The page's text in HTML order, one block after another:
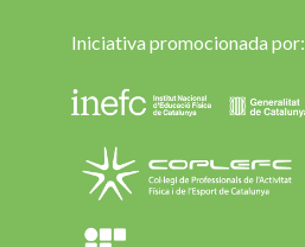
Iniciativa promocionada por: